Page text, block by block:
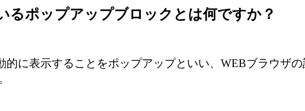
るポップアップブロックとは何ですか？
に表示することをポップアップといい、WEBブラウザ